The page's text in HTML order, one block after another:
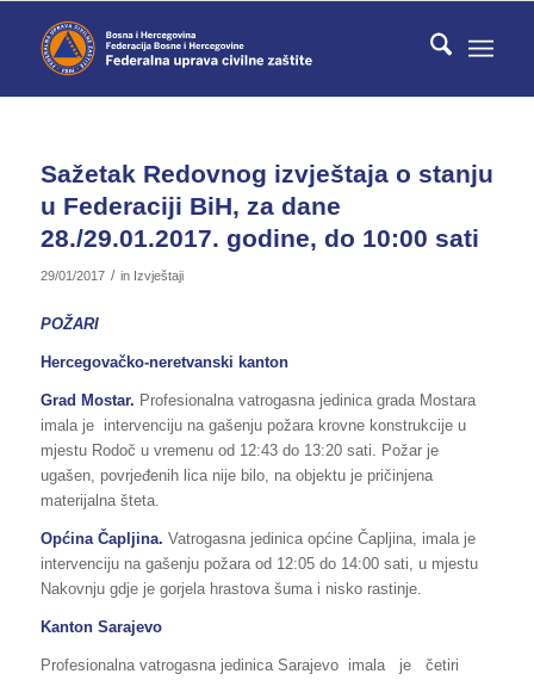
Sažetak Redovnog izvještaja o stanju
u Federaciji BiH, za dane
28./29.01.2017. godine, do 10:00 sati
29/01/2017 / in Izvještaji
POŽARI
Hercegovačko-neretvanski kanton
Grad Mostar. Profesionalna vatrogasna jedinica grada Mostara
imala je intervenciju na gašenju požara krovne konstrukcije u
mjestu Rodoč u vremenu od 12:43 do 13:20 sati. Požar je
ugašen, povrjeđenih lica nije bilo, na objektu je pričinjena
materijalna šteta.
Općina Čapljina. Vatrogasna jedinica općine Čapljina, imala je
intervenciju na gašenju požara od 12:05 do 14:00 sati, u mjestu
Nakovnju gdje je gorjela hrastova šuma i nisko rastinje.
Kanton Sarajevo
Profesionalna vatrogasna jedinica Sarajevo imala je četiri